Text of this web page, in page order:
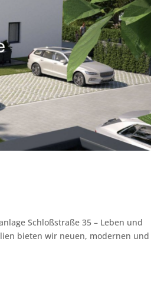
Schloßstraße 35 – Leben und
bieten wir neuen, modernen und